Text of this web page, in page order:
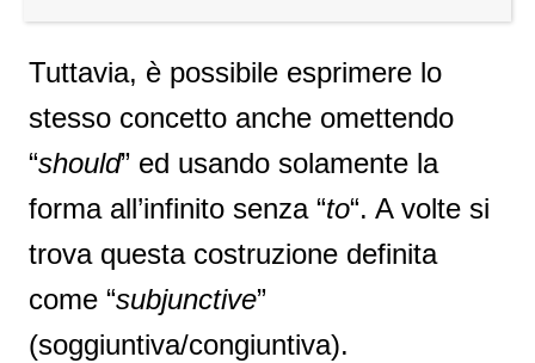
Tuttavia, è possibile esprimere lo
stesso concetto anche omettendo
“should” ed usando solamente la
forma all’infinito senza “to“. A volte si
trova questa costruzione definita
come “subjunctive”
(soggiuntiva/congiuntiva).